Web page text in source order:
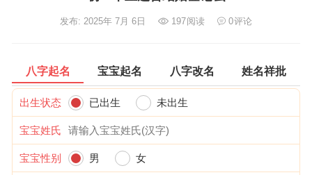
发布: 2025年 7月 6日 197阅读 0评论
八字起名 宝宝起名 八字改名 姓名祥批
出生状态 已出生 未出生
宝宝姓氏
宝宝性别 男 女